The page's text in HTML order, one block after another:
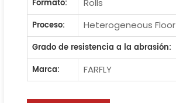
Formato:
Proceso:
Heterogeneous Floor
Grado de resistencia a la abrasión:
Marca:
FARFLY